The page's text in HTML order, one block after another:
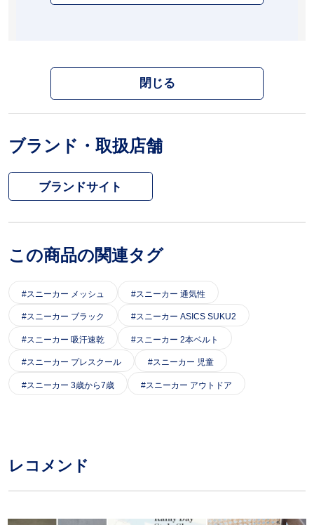
閉じる
ブランド・取扱店舗
ブランドサイト
この商品の関連タグ
スニーカー メッシュ スニーカー 通気性
スニーカー ブラック スニーカー ASICS SUKU2
スニーカー 吸汗速乾 スニーカー 2本ベルト
スニーカー プレスクール スニーカー 児童
スニーカー 3歳から7歳 スニーカー アウトドア
レコメンド